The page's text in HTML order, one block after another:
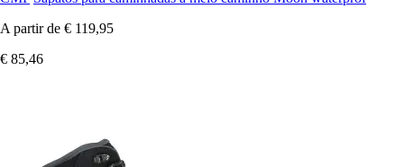
A partir de € 119,95
€ 85,46